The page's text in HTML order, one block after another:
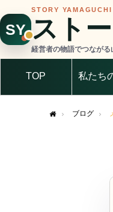
SY
STORY YAMAGUCHI
スト
経営者の物語でつなが
TOP 私たち
ブログ